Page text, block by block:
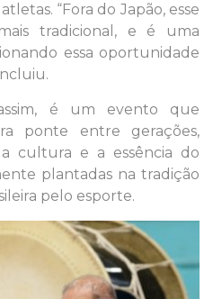
“Fora do Japão, esse
tradicional, e é uma
essa oportunidade
é um evento que
ponte entre gerações,
cultura e a essência do
plantadas na tradição
pelo esporte.